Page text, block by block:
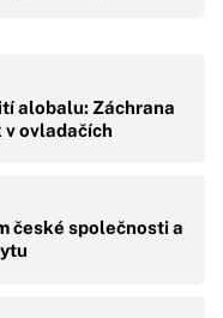
alobalu: Záchrana
ovladačích
české společnosti a